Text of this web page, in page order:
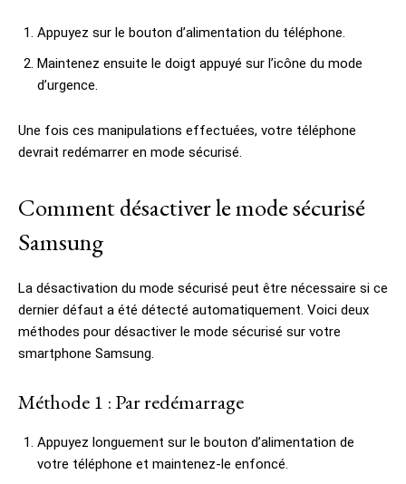
Appuyez sur le bouton d’alimentation du téléphone.
Maintenez ensuite le doigt appuyé sur l’icône du mode
d’urgence.
Une fois ces manipulations effectuées, votre téléphone
devrait redémarrer en mode sécurisé.
Comment désactiver le mode sécurisé
Samsung
La désactivation du mode sécurisé peut être nécessaire si ce
dernier défaut a été détecté automatiquement. Voici deux
méthodes pour désactiver le mode sécurisé sur votre
smartphone Samsung.
Méthode 1 : Par redémarrage
Appuyez longuement sur le bouton d’alimentation de
votre téléphone et maintenez-le enfoncé.